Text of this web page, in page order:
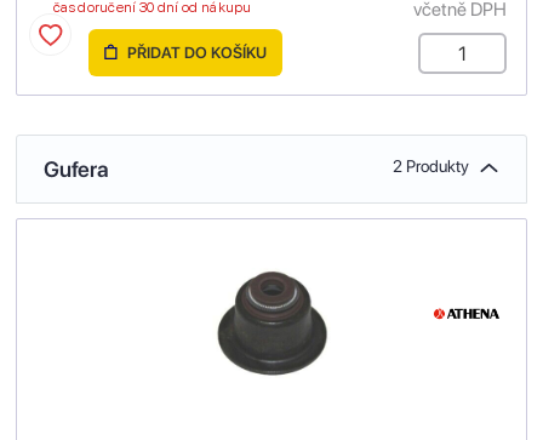
čas doručení 30 dní od nákupu včetně DPH
PŘIDAT DO KOŠÍKU
Gufera 2 Produkty